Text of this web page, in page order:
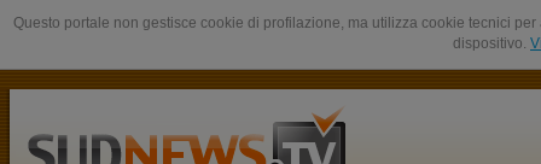
Questo portale non gestisce cookie di profilazione, ma utilizza cookie tecnici
dispositivo.